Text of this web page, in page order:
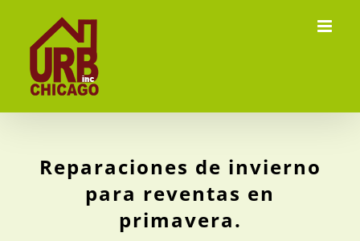
content
Reparaciones de invierno
para reventas en
primavera.